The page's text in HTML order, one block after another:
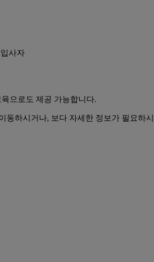
사자
으로도 제공 가능합니다.
동하시거나, 보다 자세한 정보가 필요하